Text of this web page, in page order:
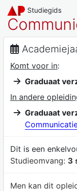
Studiegids
Komt voor in:
Graduaat
In andere
Graduaat
Dit is een
Studieomvang: 3
Men kan dit